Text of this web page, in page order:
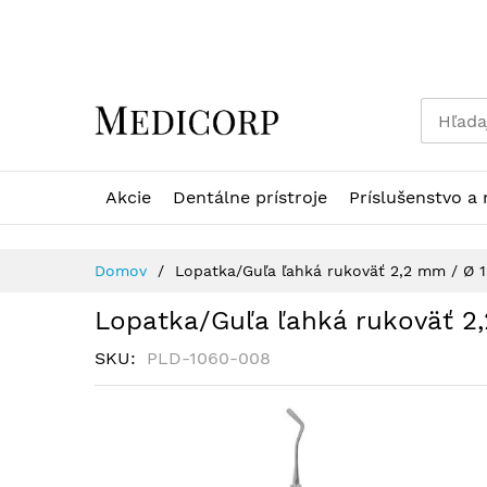
Akcie Dentálne prístroje Príslušenstvo a
Domov Lopatka/Guľa ľahká rukoväť 2,2 mm / Ø
Lopatka/Guľa ľahká rukoväť
SKU PLD-1060-008